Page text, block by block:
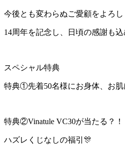
今後とも変わらぬご愛顧をよろし
14周年を記念し、日頃の感謝も
スペシャル特典
特典①先着50名様にお身体、お
特典②Vinatule VC30が当たる？！
ハズレくじなしの福引🎊